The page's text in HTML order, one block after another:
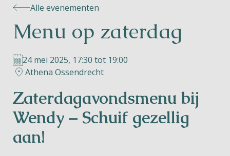
Le Perron
Helios
Contact
Alle evenementen
Menu op zaterdag
24 mei 2025, 17:30 tot 19:00
Athena Ossendrecht
Zaterdagavondsmenu bij
Wendy – Schuif gezellig
aan!